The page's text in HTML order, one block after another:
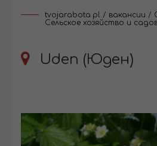
tvojarabota.pl / вакансии /
Сельское хозяйство и
Uden (Юден)